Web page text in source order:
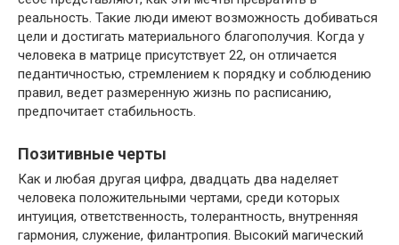
реальность. Такие люди имеют возможность добиваться
цели и достигать материального благополучия. Когда у
человека в матрице присутствует 22, он отличается
педантичностью, стремлением к порядку и соблюдению
правил, ведет размеренную жизнь по расписанию,
предпочитает стабильность.
Позитивные черты
Как и любая другая цифра, двадцать два наделяет
человека положительными чертами, среди которых
интуиция, ответственность, толерантность, внутренняя
гармония, служение, филантропия. Высокий магический